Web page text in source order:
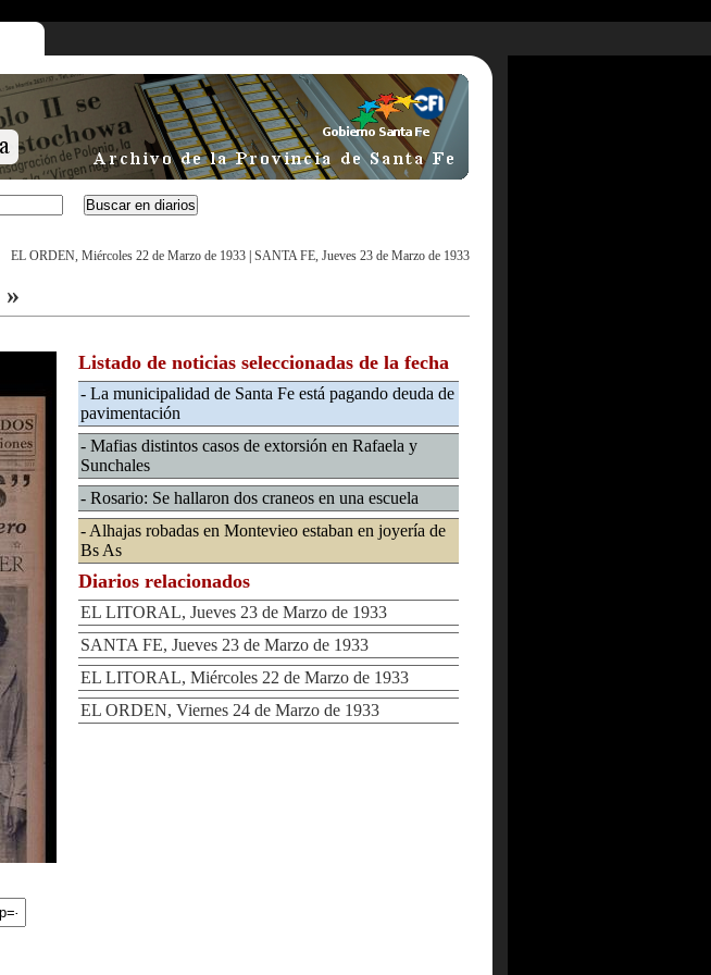
EL ORDEN, Miércoles 22 de Marzo de 1933 SANTA FE, Jueves 23 de Marzo de 1933
»
Listado de noticias seleccionadas de la fecha
- La municipalidad de Santa Fe está pagando deuda de
pavimentación
- Mafias distintos casos de extorsión en Rafaela y
Sunchales
- Rosario: Se hallaron dos craneos en una escuela
- Alhajas robadas en Montevieo estaban en joyería de
Bs As
Diarios relacionados
EL LITORAL, Jueves 23 de Marzo de 1933
SANTA FE, Jueves 23 de Marzo de 1933
EL LITORAL, Miércoles 22 de Marzo de 1933
EL ORDEN, Viernes 24 de Marzo de 1933